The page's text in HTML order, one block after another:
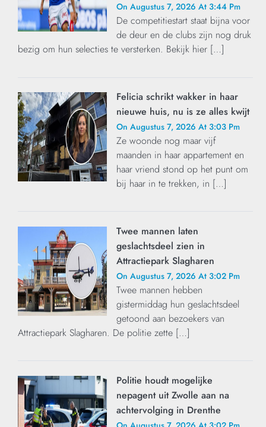
On Augustus 7, 2026 At 3:44 Pm
De competitiestart staat bijna voor
de deur en de clubs zijn nog druk
bezig om hun selecties te versterken. Bekijk hier […]
Felicia schrikt wakker in haar
nieuwe huis, nu is ze alles kwijt
On Augustus 7, 2026 At 3:03 Pm
Ze woonde nog maar vijf
maanden in haar appartement en
haar vriend stond op het punt om
bij haar in te trekken, in […]
Twee mannen laten
geslachtsdeel zien in
Attractiepark Slagharen
On Augustus 7, 2026 At 3:02 Pm
Twee mannen hebben
gistermiddag hun geslachtsdeel
getoond aan bezoekers van
Attractiepark Slagharen. De politie zette […]
Politie houdt mogelijke
nepagent uit Zwolle aan na
achtervolging in Drenthe